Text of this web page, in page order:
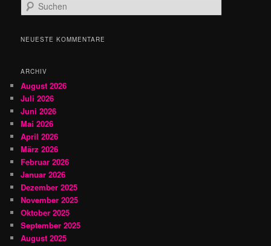
u
h
NEUESTE KOMMENTARE
ARCHIV
August 2026
Juli 2026
Juni 2026
Mai 2026
April 2026
März 2026
Februar 2026
Januar 2026
Dezember 2025
November 2025
Oktober 2025
September 2025
August 2025